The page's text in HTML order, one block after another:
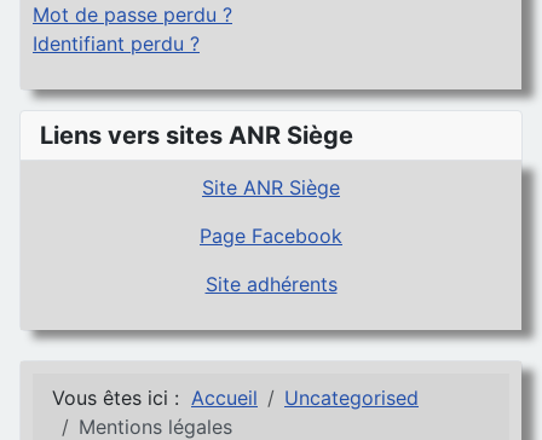
Mot de passe perdu ?
Identifiant perdu ?
Liens vers sites ANR Siège
Site ANR Siège
Page Facebook
Site adhérents
Vous êtes ici : Accueil
Uncategorised
Mentions légales